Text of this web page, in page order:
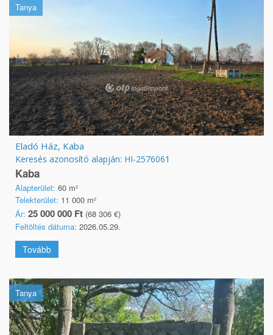
Tanya
Eladó Ház, Kaba
Keresés azonosító alapján: HI-2576061
Kaba
Alapterület: 60 m²
Telekterület: 11 000 m²
Ár: 25 000 000 Ft (68 306 €)
Feltöltés dátuma: 2026.05.29.
Tovább
Tanya